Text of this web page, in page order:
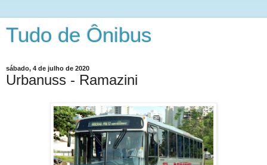
Tudo de Ônibus
sábado, 4 de julho de 2020
Urbanuss - Ramazini